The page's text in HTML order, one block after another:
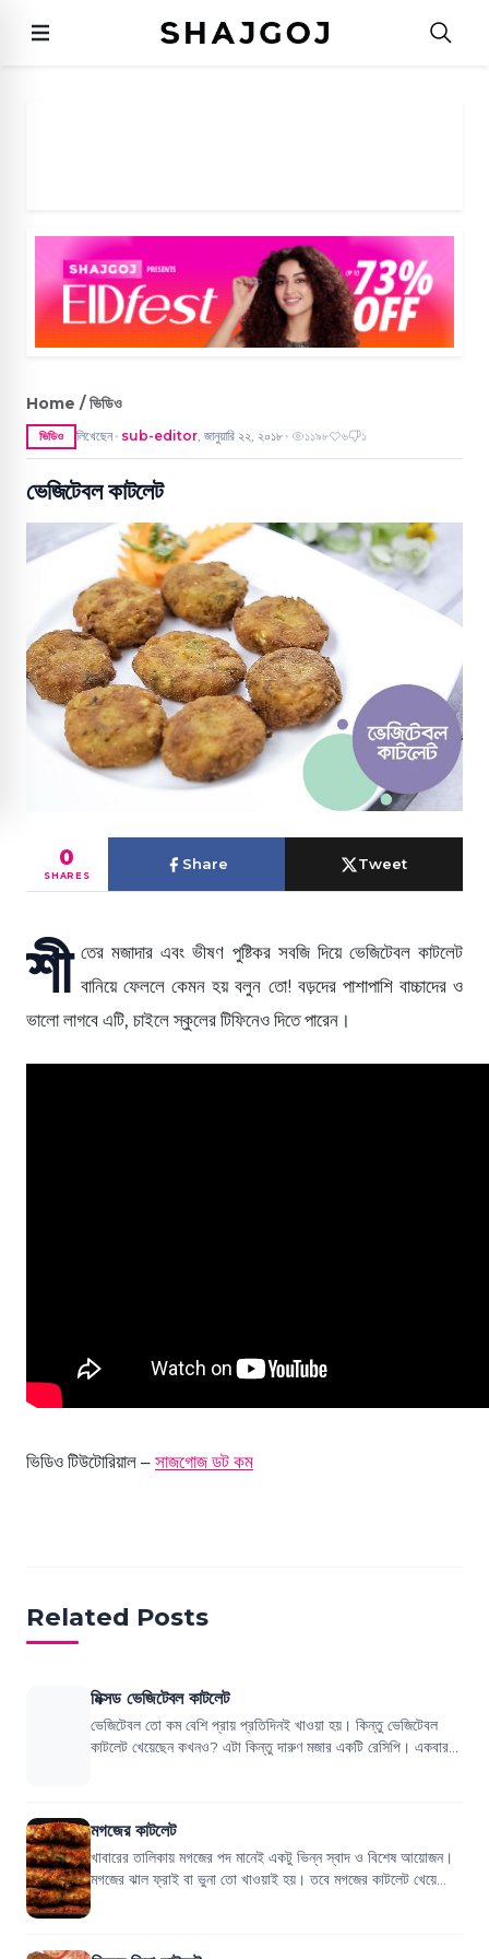
Home / ভিডিও
ভিডিও লিখেছেন ● sub-editor, জানুয়ারি ২২, ২০১৮ ● ১১৯৮ ৬ ১
ভেজিটেবল কাটলেট
0
SHARES
Share Tweet
শী তের মজাদার এবং ভীষণ পুষ্টিকর সবজি দিয়ে ভেজিটেবল কাটলেট
বানিয়ে ফেললে কেমন হয় বলুন তো! বড়দের পাশাপাশি বাচ্চাদের ও
ভালো লাগবে এটি, চাইলে স্কুলের টিফিনেও দিতে পারেন।
ভিডিও টিউটোরিয়াল – সাজগোজ ডট কম
Related Posts
মিক্সড ভেজিটেবল কাটলেট
ভেজিটেবল তো কম বেশি প্রায় প্রতিদিনই খাওয়া হয়। কিন্তু ভেজিটেবল
কাটলেট খেয়েছেন কখনও? এটা কিন্তু দারুণ মজার একটি রেসিপি। একবার
মগজের কাটলেট
খাবারের তালিকায় মগজের পদ মানেই একটু ভিন্ন স্বাদ ও বিশেষ আয়োজন।
মগজের ঝাল ফ্রাই বা ভুনা তো খাওয়াই হয়। তবে মগজের কাটলেট খেয়ে